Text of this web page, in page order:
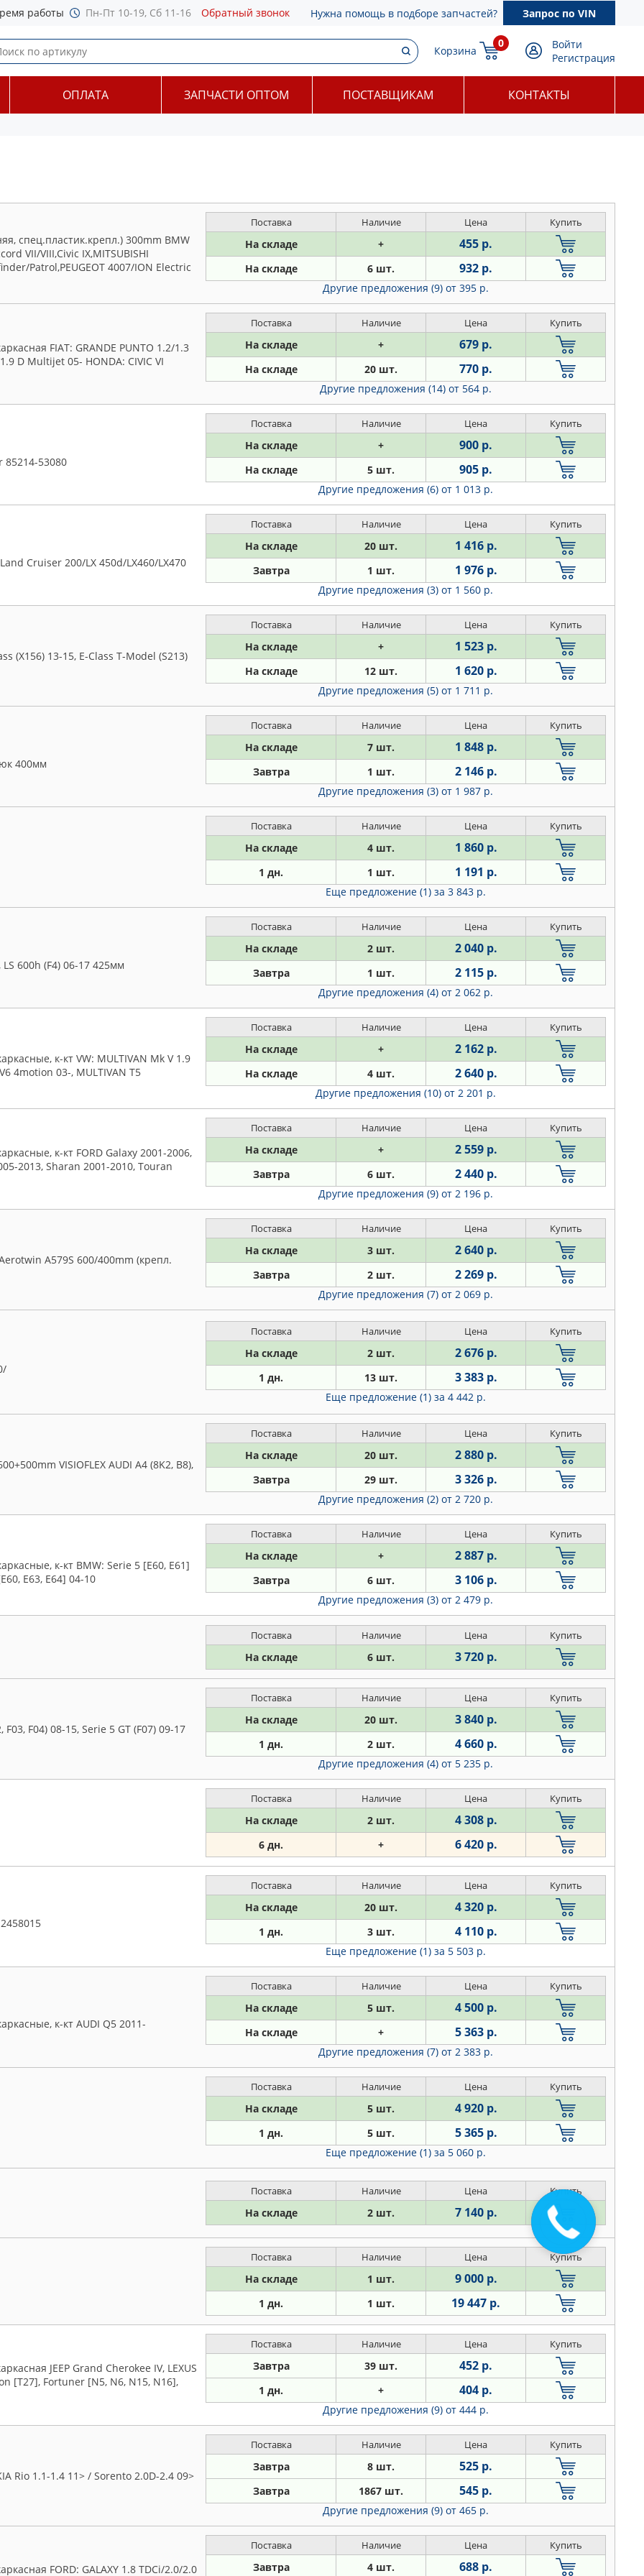
работы Пн-Пт 10-19, Сб 11-16 Обратный звонок Нужна помощь в подборе запчастей? Запрос по VIN
Корзина
0
Войти
Регистрация
ОПЛАТА ЗАПЧАСТИ ОПТОМ ПОСТАВЩИКАМ КОНТАКТЫ
спец.пластик.крепл.) 300mm BMW
VII/VIII,Civic IX,MITSUBISHI
Patrol,PEUGEOT 4007/ION Electric
Поставка Наличие Цена Купить
На складе + 455 р.
На складе 6 шт. 932 р.
Другие предложения (9) от 395 р.
FIAT: GRANDE PUNTO 1.2/1.3
D Multijet 05- HONDA: CIVIC VI
Поставка Наличие Цена Купить
На складе + 679 р.
На складе 20 шт. 770 р.
Другие предложения (14) от 564 р.
85214-53080
Поставка Наличие Цена Купить
На складе + 900 р.
На складе 5 шт. 905 р.
Другие предложения (6) от 1 013 р.
Cruiser 200/LX 450d/LX460/LX470
Поставка Наличие Цена Купить
На складе 20 шт. 1 416 р.
Завтра 1 шт. 1 976 р.
Другие предложения (3) от 1 560 р.
(X156) 13-15, E-Class T-Model (S213)
Поставка Наличие Цена Купить
На складе + 1 523 р.
На складе 12 шт. 1 620 р.
Другие предложения (5) от 1 711 р.
400мм
Поставка Наличие Цена Купить
На складе 7 шт. 1 848 р.
Завтра 1 шт. 2 146 р.
Другие предложения (3) от 1 987 р.
Поставка Наличие Цена Купить
На складе 4 шт. 1 860 р.
1 дн. 1 шт. 1 191 р.
Еще предложение (1) за 3 843 р.
600h (F4) 06-17 425мм
Поставка Наличие Цена Купить
На складе 2 шт. 2 040 р.
Завтра 1 шт. 2 115 р.
Другие предложения (4) от 2 062 р.
к-кт VW: MULTIVAN Mk V 1.9
4motion 03-, MULTIVAN T5
Поставка Наличие Цена Купить
На складе + 2 162 р.
На складе 4 шт. 2 640 р.
Другие предложения (10) от 2 201 р.
к-кт FORD Galaxy 2001-2006,
2013, Sharan 2001-2010, Touran
Поставка Наличие Цена Купить
На складе + 2 559 р.
Завтра 6 шт. 2 440 р.
Другие предложения (9) от 2 196 р.
A579S 600/400mm (крепл.
Поставка Наличие Цена Купить
На складе 3 шт. 2 640 р.
Завтра 2 шт. 2 269 р.
Другие предложения (7) от 2 069 р.
Поставка Наличие Цена Купить
На складе 2 шт. 2 676 р.
1 дн. 13 шт. 3 383 р.
Еще предложение (1) за 4 442 р.
VISIOFLEX AUDI A4 (8K2, B8),
Поставка Наличие Цена Купить
На складе 20 шт. 2 880 р.
Завтра 29 шт. 3 326 р.
Другие предложения (2) от 2 720 р.
к-кт BMW: Serie 5 [E60, E61]
E63, E64] 04-10
Поставка Наличие Цена Купить
На складе + 2 887 р.
Завтра 6 шт. 3 106 р.
Другие предложения (3) от 2 479 р.
Поставка Наличие Цена Купить
На складе 6 шт. 3 720 р.
F04) 08-15, Serie 5 GT (F07) 09-17
Поставка Наличие Цена Купить
На складе 20 шт. 3 840 р.
1 дн. 2 шт. 4 660 р.
Другие предложения (4) от 5 235 р.
Поставка Наличие Цена Купить
На складе 2 шт. 4 308 р.
6 дн. + 6 420 р.
Поставка Наличие Цена Купить
На складе 20 шт. 4 320 р.
1 дн. 3 шт. 4 110 р.
Еще предложение (1) за 5 503 р.
к-кт AUDI Q5 2011-
Поставка Наличие Цена Купить
На складе 5 шт. 4 500 р.
На складе + 5 363 р.
Другие предложения (7) от 2 383 р.
Поставка Наличие Цена Купить
На складе 5 шт. 4 920 р.
1 дн. 5 шт. 5 365 р.
Еще предложение (1) за 5 060 р.
Поставка Наличие Цена Купить
На складе 2 шт. 7 140 р.
Поставка Наличие Цена Купить
На складе 1 шт. 9 000 р.
1 дн. 1 шт. 19 447 р.
JEEP Grand Cherokee IV, LEXUS
[T27], Fortuner [N5, N6, N15, N16],
Поставка Наличие Цена Купить
Завтра 39 шт. 452 р.
1 дн. + 404 р.
Другие предложения (9) от 444 р.
Rio 1.1-1.4 11> / Sorento 2.0D-2.4 09>
Поставка Наличие Цена Купить
Завтра 8 шт. 525 р.
Завтра 1867 шт. 545 р.
Другие предложения (9) от 465 р.
FORD: GALAXY 1.8 TDCi/2.0/2.0
Поставка Наличие Цена Купить
Завтра 4 шт. 688 р.
Закажите
звонок